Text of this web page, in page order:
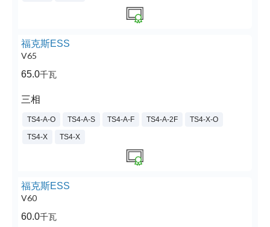
福克斯ESS
V65
65.0千瓦
三相
TS4-A-O TS4-A-S TS4-A-F TS4-A-2F TS4-X-O
TS4-X TS4-X
福克斯ESS
V60
60.0千瓦